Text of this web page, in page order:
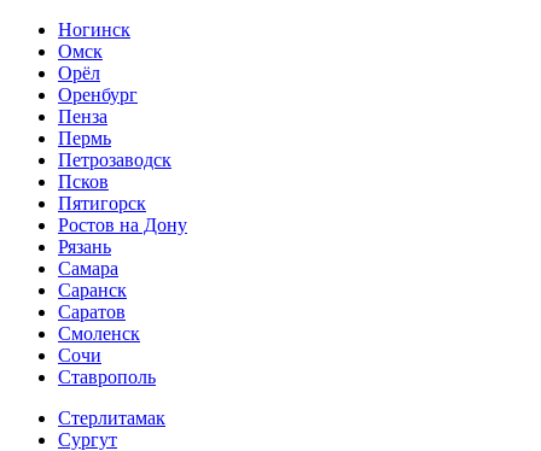
Ногинск
Омск
Орёл
Оренбург
Пенза
Пермь
Петрозаводск
Псков
Пятигорск
Ростов на Дону
Рязань
Самара
Саранск
Саратов
Смоленск
Сочи
Ставрополь
Стерлитамак
Сургут